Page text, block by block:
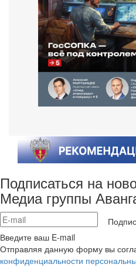
Подписаться на
Медиа группы
Введите ваш E-mail
Отправляя данную форму вы
конфиденциальности